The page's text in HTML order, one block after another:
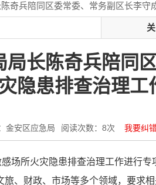
陈奇兵陪同区委常委、常务副区长李
关
局长陈奇兵陪同
隐患排查治理工
金安区应急局 阅读次数： 8次 我要纠
场所火灾隐患排查治理工作进行
、财政、市场等多个领域，要求